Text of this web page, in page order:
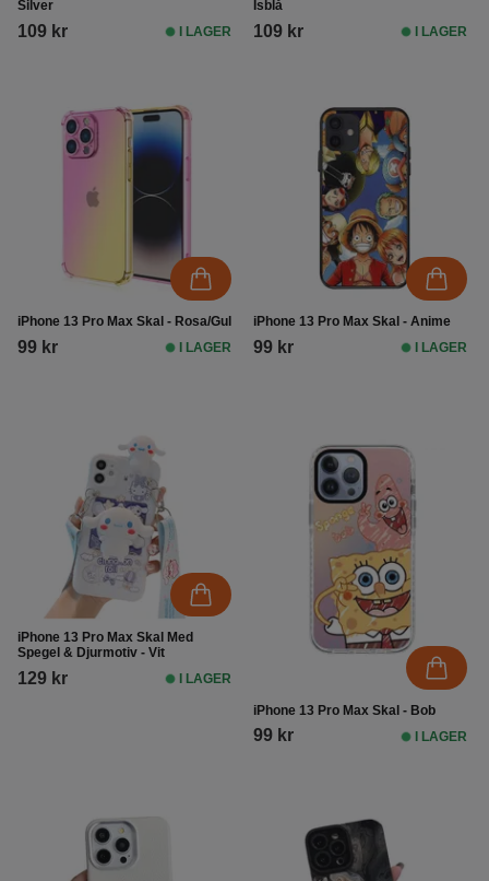
Silver
109 kr I LAGER
Isblå
109 kr I LAGER
iPhone 13 Pro Max Skal - Rosa/Gul
99 kr I LAGER
iPhone 13 Pro Max Skal - Anime
99 kr I LAGER
iPhone 13 Pro Max Skal Med
Spegel & Djurmotiv - Vit
129 kr I LAGER
iPhone 13 Pro Max Skal - Bob
99 kr I LAGER